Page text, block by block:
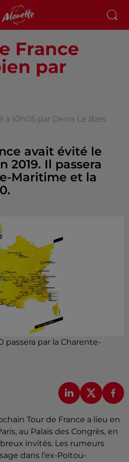
France
par
à 10h05 par Denis Le Bars
avait évité le
2019. Il passera
Maritime et la
passera par la Charente-
Tour de France a lieu en
au Palais des Congrès, en
invités. Les rumeurs
dans l’ex-Poitou-